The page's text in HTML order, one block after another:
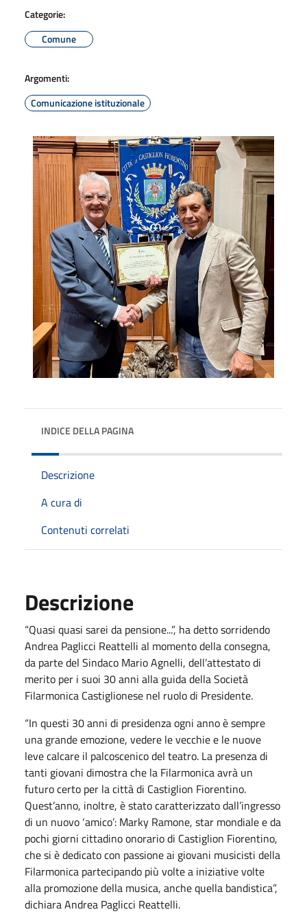
Categorie:
Comune
Argomenti:
Comunicazione istituzionale
INDICE DELLA PAGINA
Descrizione
A cura di
Contenuti correlati
Descrizione
“Quasi quasi sarei da pensione...”, ha detto sorridendo
Andrea Paglicci Reattelli al momento della consegna,
da parte del Sindaco Mario Agnelli, dell’attestato di
merito per i suoi 30 anni alla guida della Società
Filarmonica Castiglionese nel ruolo di Presidente.
“In questi 30 anni di presidenza ogni anno è sempre
una grande emozione, vedere le vecchie e le nuove
leve calcare il palcoscenico del teatro. La presenza di
tanti giovani dimostra che la Filarmonica avrà un
futuro certo per la città di Castiglion Fiorentino.
Quest’anno, inoltre, è stato caratterizzato dall’ingresso
di un nuovo ‘amico’: Marky Ramone, star mondiale e da
pochi giorni cittadino onorario di Castiglion Fiorentino,
che si è dedicato con passione ai giovani musicisti della
Filarmonica partecipando più volte a iniziative volte
alla promozione della musica, anche quella bandistica”,
dichiara Andrea Paglicci Reattelli.